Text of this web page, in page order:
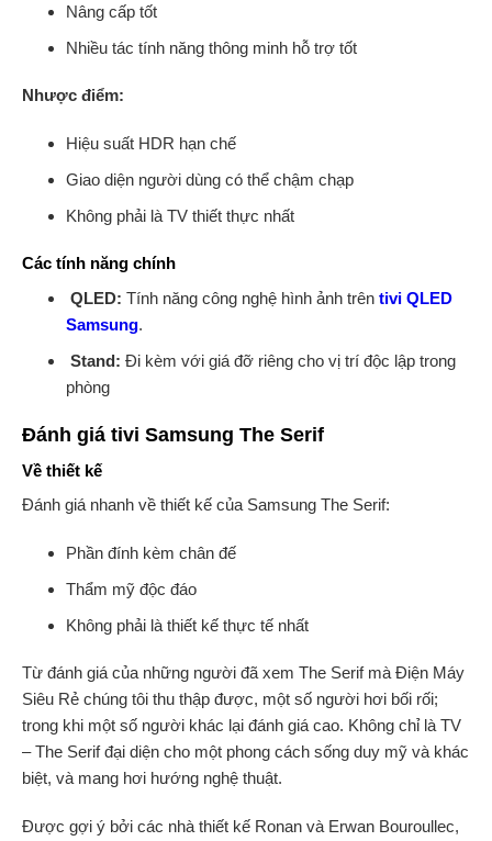
Nâng cấp tốt
Nhiều tác tính năng thông minh hỗ trợ tốt
Nhược điểm:
Hiệu suất HDR hạn chế
Giao diện người dùng có thể chậm chạp
Không phải là TV thiết thực nhất
Các tính năng chính
QLED: Tính năng công nghệ hình ảnh trên tivi QLED
Samsung.
Stand: Đi kèm với giá đỡ riêng cho vị trí độc lập trong
phòng
Đánh giá tivi Samsung The Serif
Về thiết kế
Đánh giá nhanh về thiết kế của Samsung The Serif:
Phần đính kèm chân đế
Thẩm mỹ độc đáo
Không phải là thiết kế thực tế nhất
Từ đánh giá của những người đã xem The Serif mà Điện Máy
Siêu Rẻ chúng tôi thu thập được, một số người hơi bối rối;
trong khi một số người khác lại đánh giá cao. Không chỉ là TV
– The Serif đại diện cho một phong cách sống duy mỹ và khác
biệt, và mang hơi hướng nghệ thuật.
Được gợi ý bởi các nhà thiết kế Ronan và Erwan Bouroullec,